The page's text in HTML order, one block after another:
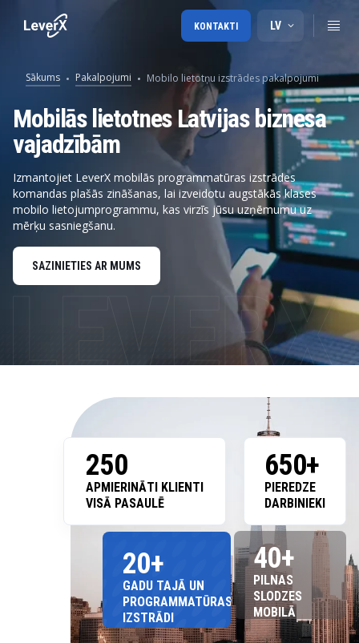
LV
KONTAKTI
Sākums Pakalpojumi Mobilo lietotņu izstrādes pakalpojumi
Mobilās lietotnes Latvijas biznesa
vajadzībām
Izmantojiet LeverX mobilās programmatūras izstrādes
komandas plašās zināšanas, lai izveidotu augstākās klases
mobilo lietojumprogrammu, kas virzīs jūsu uzņēmumu uz
mērķu sasniegšanu.
SAZINIETIES AR MUMS
650+
PIEREDZE
DARBINIEKI
40+
PILNAS
SLODZES
MOBILĀ
IERĪCE
20+
GADU TAJĀ UN
PROGRAMMATŪRAS
IZSTRĀDI
250
APMIERINĀTI KLIENTI
VISĀ PASAULĒ